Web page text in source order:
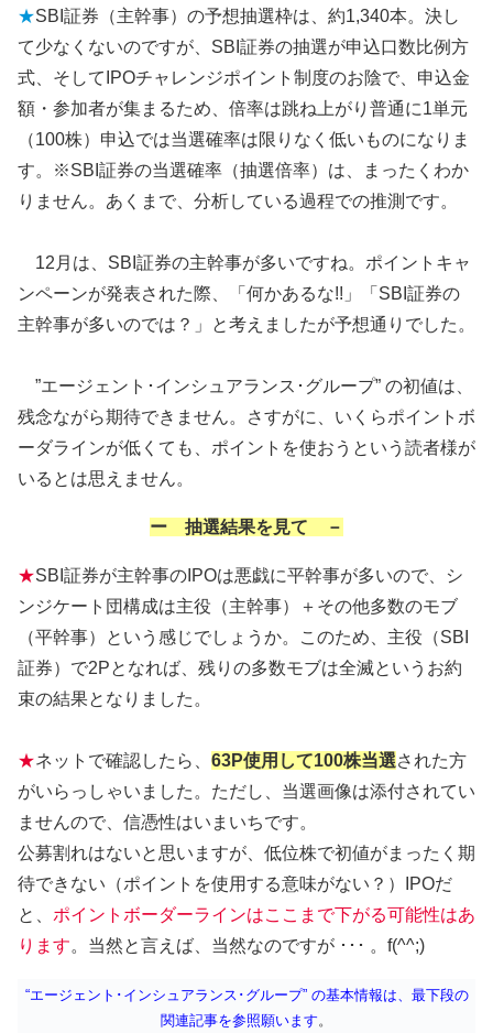
★SBI証券（主幹事）の予想抽選枠は、約1,340本。決し
て少なくないのですが、SBI証券の抽選が申込口数比例方
式、そしてIPOチャレンジポイント制度のお陰で、申込金
額・参加者が集まるため、倍率は跳ね上がり普通に1単元
（100株）申込では当選確率は限りなく低いものになりま
す。※SBI証券の当選確率（抽選倍率）は、まったくわか
りません。あくまで、分析している過程での推測です。
12月は、SBI証券の主幹事が多いですね。ポイントキャ
ンペーンが発表された際、「何かあるな!!」「SBI証券の
主幹事が多いのでは？」と考えましたが予想通りでした。
”エージェント･インシュアランス･グループ” の初値は、
残念ながら期待できません。さすがに、いくらポイントボ
ーダラインが低くても、ポイントを使おうという読者様が
いるとは思えません。
ー 抽選結果を見て －
★SBI証券が主幹事のIPOは悪戯に平幹事が多いので、シ
ンジケート団構成は主役（主幹事）＋その他多数のモブ
（平幹事）という感じでしょうか。このため、主役（SBI
証券）で2Pとなれば、残りの多数モブは全滅というお約
束の結果となりました。
★ネットで確認したら、 63P使用して100株当選された方
がいらっしゃいました。ただし、当選画像は添付されてい
ませんので、信憑性はいまいちです。
公募割れはないと思いますが、低位株で初値がまったく期
待できない（ポイントを使用する意味がない？）IPOだ
と、 ポイントボーダーラインはここまで下がる可能性はあ
ります。当然と言えば、当然なのですが ･･･ 。f(^^;)
“エージェント･インシュアランス･グループ” の基本情報は、最下段の
関連記事を参照願います 。